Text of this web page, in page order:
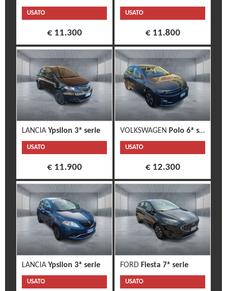
USATO
€ 11.300
USATO
€ 11.800
LANCIA Ypsilon 3ª serie
USATO
€ 11.900
VOLKSWAGEN Polo 6ª serie
USATO
€ 12.300
LANCIA Ypsilon 3ª serie
USATO
FORD Fiesta 7ª serie
USATO